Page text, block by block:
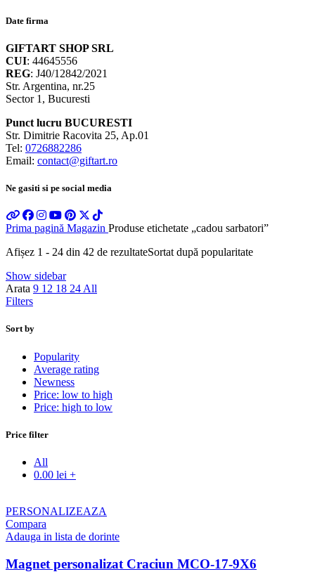
Date firma
GIFTART SHOP SRL
CUI: 44645556
REG: J40/12842/2021
Str. Argentina, nr.25
Sector 1, Bucuresti
Punct lucru BUCURESTI
Str. Dimitrie Racovita 25, Ap.01
Tel: 0726882286
Email: contact@giftart.ro
Ne gasiti si pe social media
Prima pagină Magazin Produse etichetate „cadou sarbatori”
Afișez 1 - 24 din 42 de rezultateSortat după popularitate
Show sidebar
Arata 9 12 18 24 All
Filters
Sort by
Popularity
Average rating
Newness
Price: low to high
Price: high to low
Price filter
All
0.00 lei +
PERSONALIZEAZA
Compara
Adauga in lista de dorinte
Magnet personalizat Craciun MCO-17-9X6